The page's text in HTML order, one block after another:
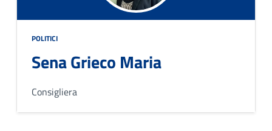
POLITICI
Sena Grieco Maria
Consigliera